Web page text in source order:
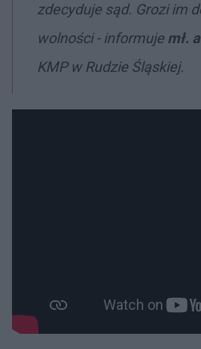
zdecyduje sąd. Grozi im
wolności - informuje mł.
KMP w Rudzie Śląskiej.